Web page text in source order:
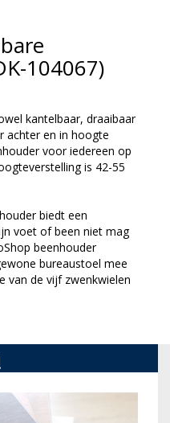
104067)
kantelbaar, draaibaar
achter en in hoogte
voor iedereen op
is 42-55
biedt een
voet of been niet mag
beenhouder
bureaustoel mee
van de vijf zwenkwielen